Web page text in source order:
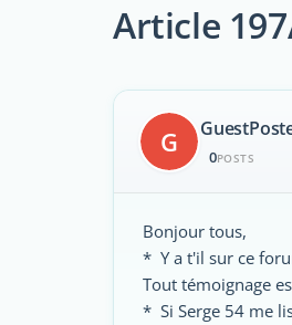
Article
G 0POSTS
Bonjour tous,
* Y a t'il sur ce
Tout témoignage
* Si Serge 54 me